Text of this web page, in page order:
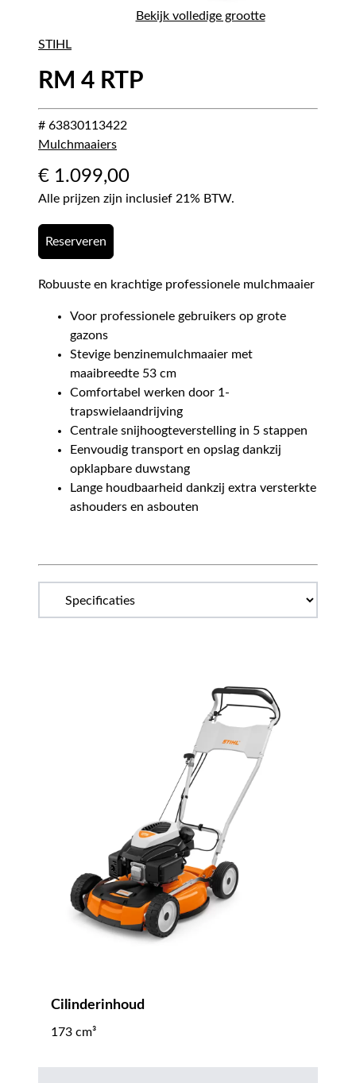
Bekijk volledige grootte
STIHL
RM 4 RTP
# 63830113422
Mulchmaaiers
€ 1.099,00
Alle prijzen zijn inclusief 21% BTW.
Reserveren
Robuuste en krachtige professionele mulchmaaier
Voor professionele gebruikers op grote
gazons
Stevige benzinemulchmaaier met
maaibreedte 53 cm
Comfortabel werken door 1-
trapswielaandrijving
Centrale snijhoogteverstelling in 5 stappen
Eenvoudig transport en opslag dankzij
opklapbare duwstang
Lange houdbaarheid dankzij extra versterkte
ashouders en asbouten
Cilinderinhoud
173 cm³